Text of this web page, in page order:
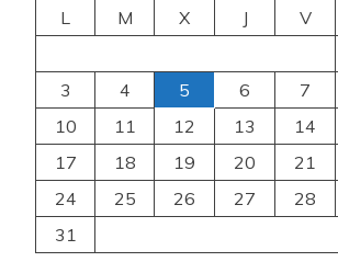
L M X J V
3
4 5 6 7
10
11 12 13 14
17
18 19 20 21
24
25 26 27 28
31